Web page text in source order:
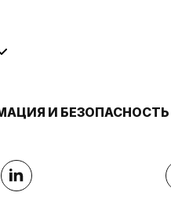
И БЕЗОПАСНОСТЬ